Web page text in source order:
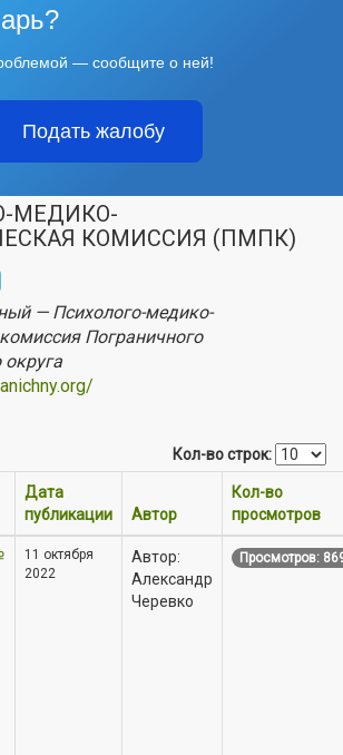
— сообщите о ней!
Подать жалобу
МЕДИКО-
КОМИССИЯ (ПМПК)
— Психолого-медико-
Пограничного
Кол-во строк:
Дата
публикации
Автор
Кол-во
просмотров
11 октября
2022
Автор:
Александр
Черевко
Просмотров: